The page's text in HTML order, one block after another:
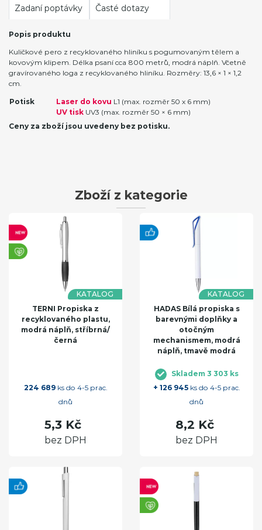
Zadaní poptávky Časté dotazy
Popis produktu
Kuličkové pero z recyklovaného hliníku s pogumovaným tělem a
kovovým klipem. Délka psaní cca 800 metrů, modrá náplň. Včetně
gravírovaného loga z recyklovaného hliníku. Rozměry: 13,6 × 1 × 1,2
cm.
Potisk Laser do kovu L1 (max. rozměr 50 x 6 mm)
UV tisk UV3 (max. rozměr 50 × 6 mm)
Ceny za zboží jsou uvedeny bez potisku.
Zboží z kategorie
KATALOG
TERNI Propiska z
recyklovaného plastu,
modrá náplň, stříbrná/
černá
224 689ks do 4-5 prac.
dnů
5,3 Kč
bez DPH
KATALOG
HADAS Bílá propiska s
barevnými doplňky a
otočným
mechanismem, modrá
náplň, tmavě modrá
Skladem 3 303 ks
+ 126 945ks do 4-5 prac.
dnů
8,2 Kč
bez DPH